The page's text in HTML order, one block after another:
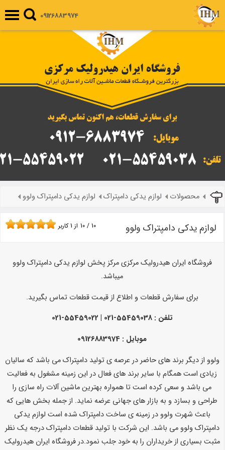
09126883974
محصولات لوازم یدکی دامپتراک لوازم یدکی دامپتراک ولوو
لوازم یدکی دامپتراک ولوو 10 / 10 از 1کاربر
فروشگاه ایران هیدرولیک مرکزی مرکز پخش لوازم یدکی دامپتراک ولوو
میباشد.
برای سفارش قطعات و اطلاع از قیمت قطعات تماس بگیرید.
تلفن :55459038-021 | 55459022-021
موبایل : 09126883974
ولوو از دیگر برند های حاضر در عرصه ی تولید دامپتراک می باشد که سالیان
زیادی است همگام با سایر برند های فعال در این زمینه مشغول به فعالیت
می باشد و سعی کرده است تا همواره بهترین ماشین آلات راه سازی را
طراحی و بسازد و به بازار های جهانی عرضه نماید. از جمله بخش هایی که
باعث شهرت ولوو در زمینه ی ساخت دامپتراک شده است لوازم یدکی
دامپتراک ولوو می باشد. این شرکت با تولید قطعات دامپتراک درجه یک نظر
مثبت بسیاری از خریداران را به خود جلب نمود.در فروشگاه ایران هیدرولیک